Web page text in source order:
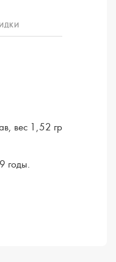
вес 1,52 гр
годы.